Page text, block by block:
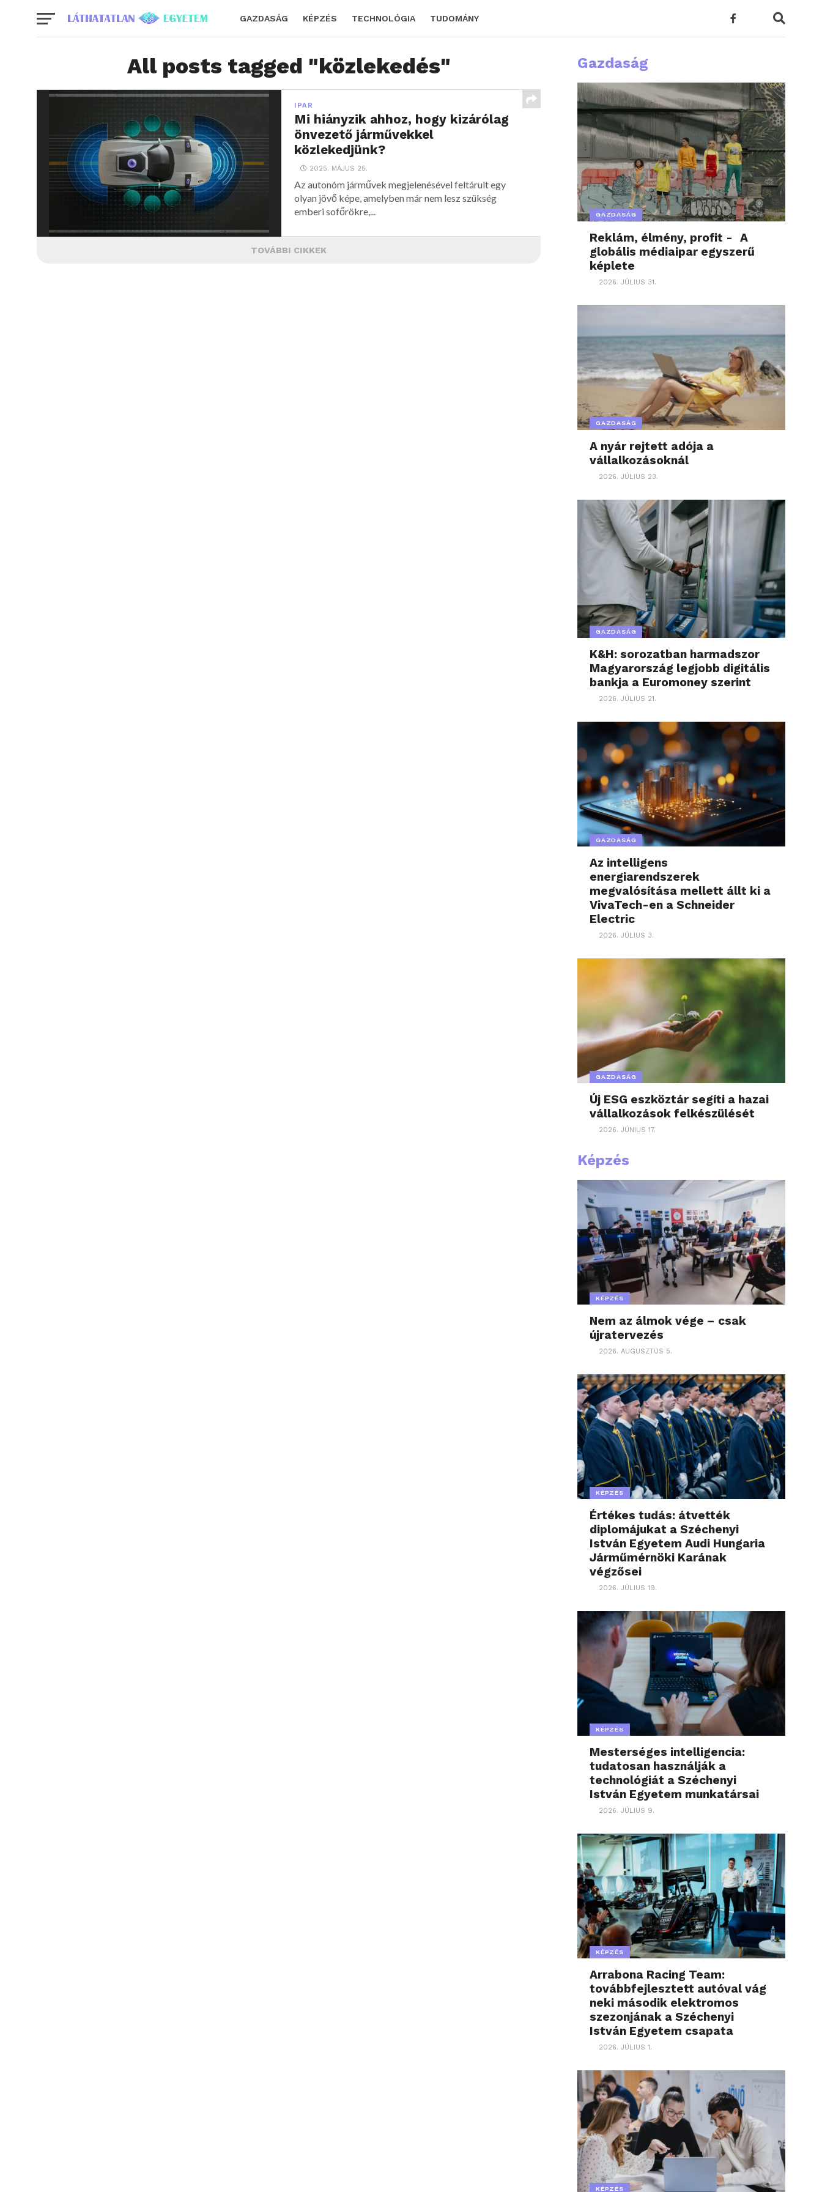
GAZDASÁG KÉPZÉS TECHNOLÓGIA TUDOMÁNY
All posts tagged "közlekedés"
IPAR
Mi hiányzik ahhoz, hogy kizárólag
önvezető járművekkel
közlekedjünk?
2025. MÁJUS 25.
Az autonóm járművek megjelenésével feltárult egy
olyan jövő képe, amelyben már nem lesz szükség
emberi sofőrökre,...
TOVÁBBI CIKKEK
Gazdaság
GAZDASÁG
Reklám, élmény, profit - A
globális médiaipar egyszerű
képlete
2026. JÚLIUS 31.
GAZDASÁG
A nyár rejtett adója a
vállalkozásoknál
2026. JÚLIUS 23.
GAZDASÁG
K&H: sorozatban harmadszor
Magyarország legjobb digitális
bankja a Euromoney szerint
2026. JÚLIUS 21.
GAZDASÁG
Az intelligens
energiarendszerek
megvalósítása mellett állt ki a
VivaTech-en a Schneider
Electric
2026. JÚLIUS 3.
GAZDASÁG
Új ESG eszköztár segíti a hazai
vállalkozások felkészülését
2026. JÚNIUS 17.
Képzés
KÉPZÉS
Nem az álmok vége – csak
újratervezés
2026. AUGUSZTUS 5.
KÉPZÉS
Értékes tudás: átvették
diplomájukat a Széchenyi
István Egyetem Audi Hungaria
Járműmérnöki Karának
végzősei
2026. JÚLIUS 19.
KÉPZÉS
Mesterséges intelligencia:
tudatosan használják a
technológiát a Széchenyi
István Egyetem munkatársai
2026. JÚLIUS 9.
KÉPZÉS
Arrabona Racing Team:
továbbfejlesztett autóval vág
neki második elektromos
szezonjának a Széchenyi
István Egyetem csapata
2026. JÚLIUS 1.
KÉPZÉS